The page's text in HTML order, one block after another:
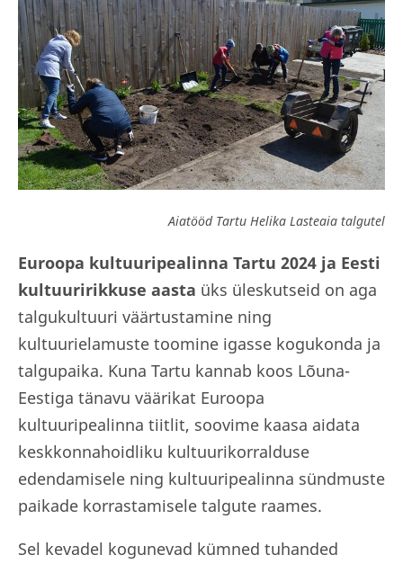
Aiatööd Tartu Helika Lasteaia talgutel
Euroopa kultuuripealinna Tartu 2024 ja Eesti
kultuuririkkuse aasta üks üleskutseid on aga
talgukultuuri väärtustamine ning
kultuurielamuste toomine igasse kogukonda ja
talgupaika. Kuna Tartu kannab koos Lõuna-
Eestiga tänavu väärikat Euroopa
kultuuripealinna tiitlit, soovime kaasa aidata
keskkonnahoidliku kultuurikorralduse
edendamisele ning kultuuripealinna sündmuste
paikade korrastamisele talgute raames.
Sel kevadel kogunevad kümned tuhanded